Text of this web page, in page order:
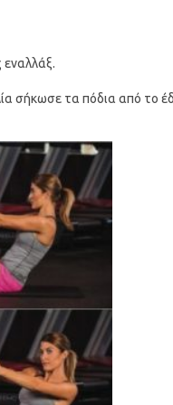
εναλλάξ.
σήκωσε τα πόδια από το